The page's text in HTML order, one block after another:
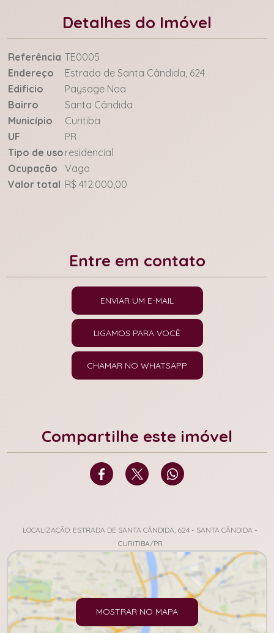
Detalhes do Imóvel
Referência TE0005
Endereço
Estrada de Santa Cândida, 624
Edificio
Paysage Noa
Bairro
Santa Cândida
Município
Curitiba
UF
PR
Tipo de uso residencial
Ocupação
Vago
Valor total R$ 412.000,00
Entre em contato
ENVIAR UM E-MAIL
LIGAMOS PARA VOCÊ
CHAMAR NO WHATSAPP
Compartilhe este imóvel
LOCALIZAÇÃO: ESTRADA DE SANTA CÂNDIDA, 624 - SANTA CÂNDIDA -
CURITIBA/PR
MOSTRAR NO MAPA